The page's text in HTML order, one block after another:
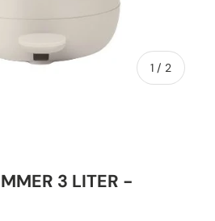
1 / van
2
3 LITER -